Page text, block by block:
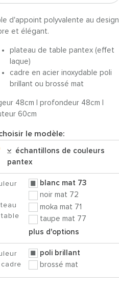
d'appoint polyvalente au design
et élégant.
plateau de table pantex (effet
laque)
cadre en acier inoxydable poli
brillant ou brossé mat
48cm | profondeur 48cm |
60cm
le modèle:
échantillons de couleurs
pantex
blanc mat 73
noir mat 72
moka mat 71
taupe mat 77
plus d'options
poli brillant
brossé mat